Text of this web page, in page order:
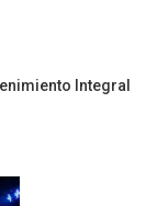
Integral